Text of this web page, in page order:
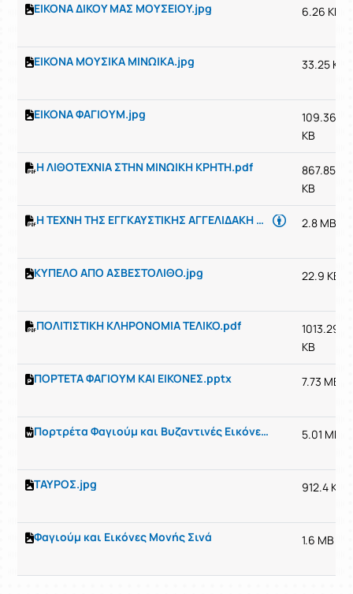
ΕΙΚΟΝΑ ΔΙΚΟΥ ΜΑΣ ΜΟΥΣΕΙΟΥ.jpg 6.26 KB
ΕΙΚΟΝΑ ΜΟΥΣΙΚΑ ΜΙΝΩΙΚΑ.jpg 33.25 KB
ΕΙΚΟΝΑ ΦΑΓΙΟΥΜ.jpg
109.36
KB
Η ΛΙΘΟΤΕΧΝΙΑ ΣΤΗΝ ΜΙΝΩΙΚΗ ΚΡΗΤΗ.pdf
867.85
KB
Η ΤΕΧΝΗ ΤΗΣ ΕΓΓΚΑΥΣΤΙΚΗΣ ΑΓΓΕΛΙΔΑΚΗ ΜΑΡΙΑ ΠΕ01 2.8 MB
ΚΥΠΕΛΟ ΑΠΟ ΑΣΒΕΣΤΟΛΙΘΟ.jpg 22.9 KB
ΠΟΛΙΤΙΣΤΙΚΗ ΚΛΗΡΟΝΟΜΙΑ ΤΕΛΙΚΟ.pdf
1013.29
KB
ΠΟΡΤΕΤΑ ΦΑΓΙΟΥΜ ΚΑΙ ΕΙΚΟΝΕΣ.pptx 7.73 MB
Πορτρέτα Φαγιούμ και Βυζαντινές Εικόνες της Μονής Σινά - Αγγελιδάκη Μαρία ΠΕ01 5.01 MB
ΤΑΥΡΟΣ.jpg 912.4 KB
Φαγιούμ και Εικόνες Μονής Σινά 1.6 MB